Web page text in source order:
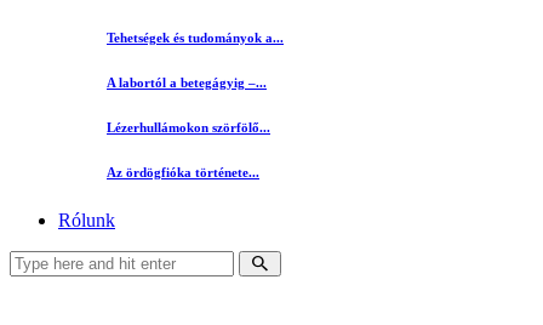
Tehetségek és tudományok a...
A labortól a betegágyig –...
Lézerhullámokon szörfölő...
Az ördögfióka története...
Rólunk